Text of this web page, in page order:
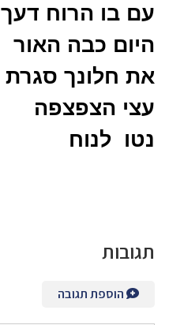
עם בו הרוח דעך
היום כבה האור
את חלונך סגרת
עצי הצפצפה
נטו לנוח
תגובות
הוספת תגובה